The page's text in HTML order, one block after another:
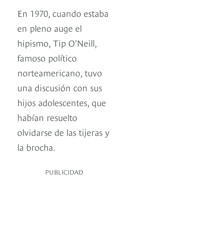
En 1970, cuando estaba
en pleno auge el
hipismo, Tip O’Neill,
famoso político
norteamericano, tuvo
una discusión con sus
hijos adolescentes, que
habían resuelto
olvidarse de las tijeras y
la brocha.
PUBLICIDAD